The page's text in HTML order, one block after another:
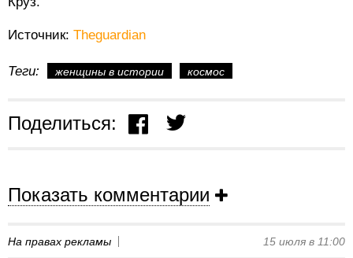
Источник: Theguardian
Теги: женщины в истории космос
Поделиться:
Показать комментарии
На правах рекламы 15 июля в 11:00